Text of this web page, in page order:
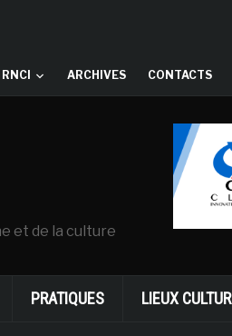
RNCI ARCHIVES CONTACTS
et de la culture
PRATIQUES LIEUX